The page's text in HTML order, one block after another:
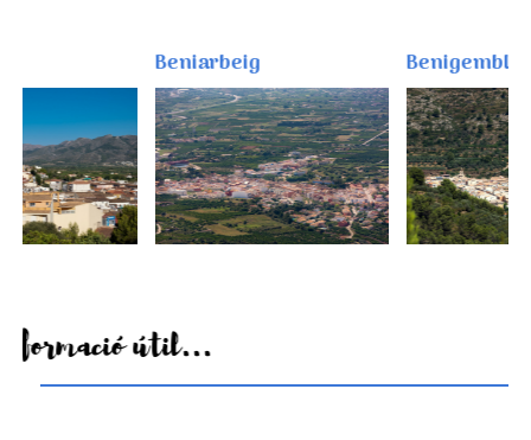
Beniarbeig Benigembla
Informació útil...